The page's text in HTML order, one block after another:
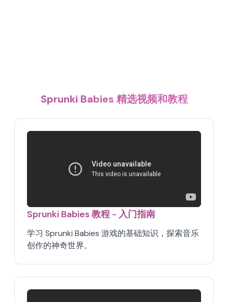
Sprunki Babies 精选视频和教程
Sprunki Babies 教程 - 入门指南
学习 Sprunki Babies 游戏的基础知识，探索音乐
创作的神奇世界。